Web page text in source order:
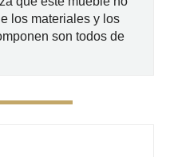
los materiales y los
son todos de